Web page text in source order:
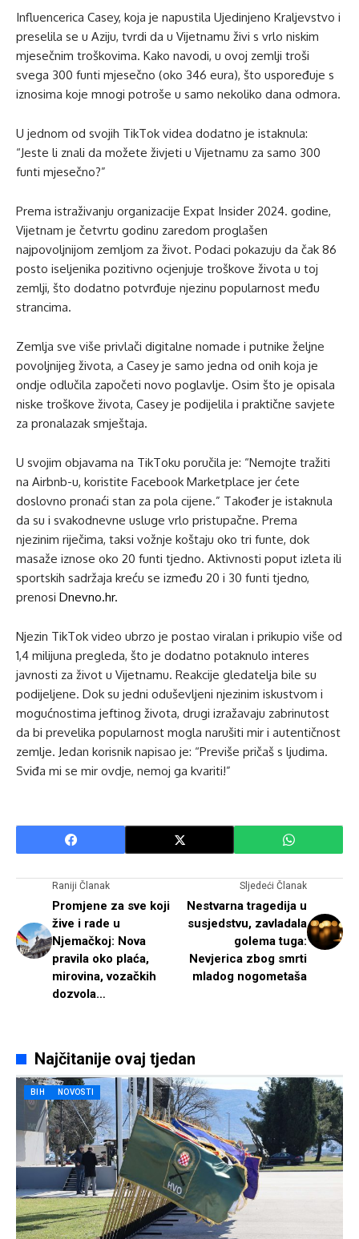
Influencerica Casey, koja je napustila Ujedinjeno Kraljevstvo i
preselila se u Aziju, tvrdi da u Vijetnamu živi s vrlo niskim
mjesečnim troškovima. Kako navodi, u ovoj zemlji troši
svega 300 funti mjesečno (oko 346 eura), što uspoređuje s
iznosima koje mnogi potroše u samo nekoliko dana odmora.
U jednom od svojih TikTok videa dodatno je istaknula:
“Jeste li znali da možete živjeti u Vijetnamu za samo 300
funti mjesečno?”
Prema istraživanju organizacije Expat Insider 2024. godine,
Vijetnam je četvrtu godinu zaredom proglašen
najpovoljnijom zemljom za život. Podaci pokazuju da čak 86
posto iseljenika pozitivno ocjenjuje troškove života u toj
zemlji, što dodatno potvrđuje njezinu popularnost među
strancima.
Zemlja sve više privlači digitalne nomade i putnike željne
povoljnijeg života, a Casey je samo jedna od onih koja je
ondje odlučila započeti novo poglavlje. Osim što je opisala
niske troškove života, Casey je podijelila i praktične savjete
za pronalazak smještaja.
U svojim objavama na TikToku poručila je: “Nemojte tražiti
na Airbnb-u, koristite Facebook Marketplace jer ćete
doslovno pronaći stan za pola cijene.” Također je istaknula
da su i svakodnevne usluge vrlo pristupačne. Prema
njezinim riječima, taksi vožnje koštaju oko tri funte, dok
masaže iznose oko 20 funti tjedno. Aktivnosti poput izleta ili
sportskih sadržaja kreću se između 20 i 30 funti tjedno,
prenosi Dnevno.hr.
Njezin TikTok video ubrzo je postao viralan i prikupio više od
1,4 milijuna pregleda, što je dodatno potaknulo interes
javnosti za život u Vijetnamu. Reakcije gledatelja bile su
podijeljene. Dok su jedni oduševljeni njezinim iskustvom i
mogućnostima jeftinog života, drugi izražavaju zabrinutost
da bi prevelika popularnost mogla narušiti mir i autentičnost
zemlje. Jedan korisnik napisao je: “Previše pričaš s ljudima.
Sviđa mi se mir ovdje, nemoj ga kvariti!”
Raniji Članak
Promjene za sve koji
žive i rade u
Njemačkoj: Nova
pravila oko plaća,
mirovina, vozačkih
dozvola…
Sljedeći Članak
Nestvarna tragedija u
susjedstvu, zavladala
golema tuga:
Nevjerica zbog smrti
mladog nogometaša
Najčitanije ovaj tjedan
BIH NOVOSTI